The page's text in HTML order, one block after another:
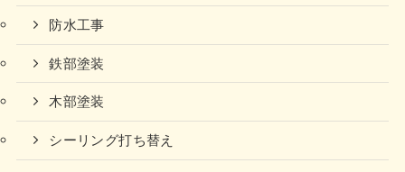
防水工事
鉄部塗装
木部塗装
シーリング打ち替え